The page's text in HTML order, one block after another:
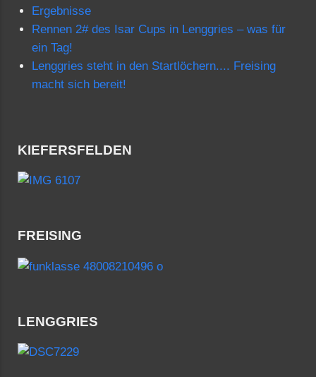
Ergebnisse
Rennen 2# des Isar Cups in Lenggries – was für
ein Tag!
Lenggries steht in den Startlöchern.... Freising
macht sich bereit!
KIEFERSFELDEN
FREISING
LENGGRIES